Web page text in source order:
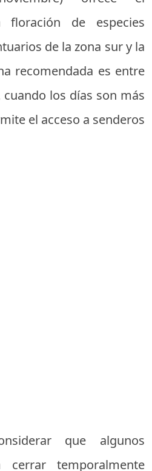
floración de especies
de la zona sur y la
recomendada es entre
los días son más
el acceso a senderos
que algunos
cerrar temporalmente